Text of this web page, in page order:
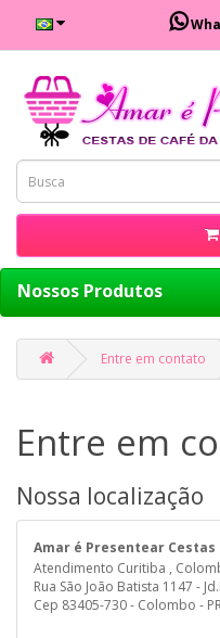
Nossos Produtos
Entre em contato
Entre em
Nossa localização
Amar é Presentear
Atendimento Curitiba ,
Rua São João Batista 1147 -
Cep 83405-730 - Colombo -